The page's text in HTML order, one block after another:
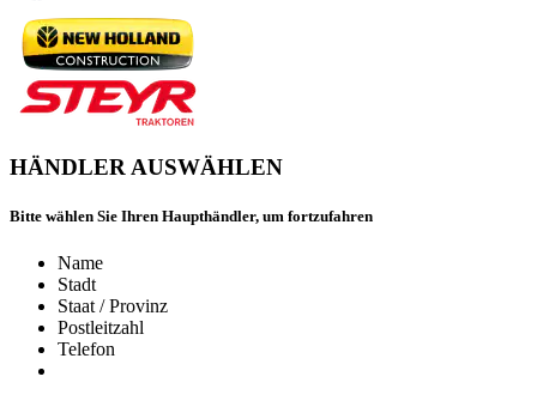
HÄNDLER AUSWÄHLEN
Bitte wählen Sie Ihren Haupthändler, um fortzufahren
Name
Stadt
Staat / Provinz
Postleitzahl
Telefon